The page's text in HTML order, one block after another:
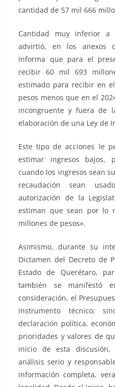
cantidad de 57 mil 666
Cantidad muy inferior
advirtió, en los anexos
informa que para el
recibir 60 mil 693
estimado para recibir en
pesos menos que en el
incongruente y fuera de
elaboración de una Ley de
Este tipo de acciones le
estimar ingresos bajos,
cuando los ingresos sean
recaudación sean
autorización de la
estiman que sean por lo
millones de pesos».
Asimismo, durante su
Dictamen del Decreto de
Estado de Querétaro,
también se manifestó
consideración, el
instrumento técnico;
declaración política,
prioridades y valores de
inicio de esta
análisis serio y
información completa,